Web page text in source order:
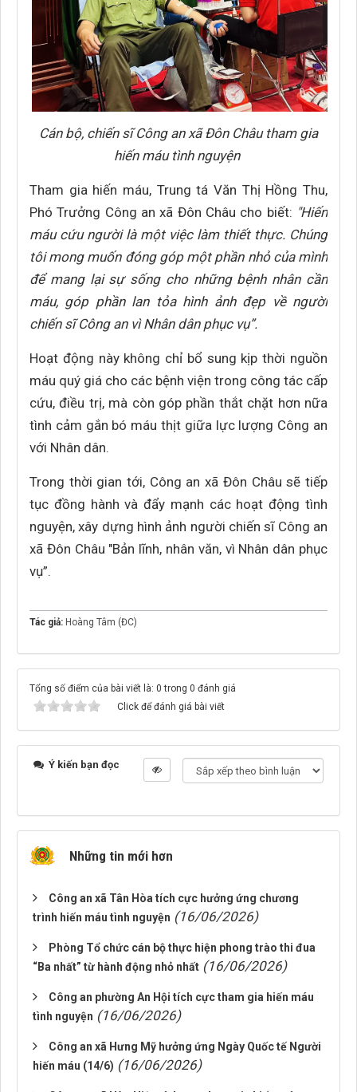
Cán bộ, chiến sĩ Công an xã Đôn Châu tham gia
hiến máu tình nguyện
Tham gia hiến máu, Trung tá Văn Thị Hồng Thu,
Phó Trưởng Công an xã Đôn Châu cho biết: "Hiến
máu cứu người là một việc làm thiết thực. Chúng
tôi mong muốn đóng góp một phần nhỏ của mình
để mang lại sự sống cho những bệnh nhân cần
máu, góp phần lan tỏa hình ảnh đẹp về người
chiến sĩ Công an vì Nhân dân phục vụ”.
Hoạt động này không chỉ bổ sung kịp thời nguồn
máu quý giá cho các bệnh viện trong công tác cấp
cứu, điều trị, mà còn góp phần thắt chặt hơn nữa
tình cảm gắn bó máu thịt giữa lực lượng Công an
với Nhân dân.
Trong thời gian tới, Công an xã Đôn Châu sẽ tiếp
tục đồng hành và đẩy mạnh các hoạt động tình
nguyện, xây dựng hình ảnh người chiến sĩ Công an
xã Đôn Châu "Bản lĩnh, nhân văn, vì Nhân dân phục
vụ”.
Tác giả: Hoàng Tâm (ĐC)
Tổng số điểm của bài viết là: 0 trong 0 đánh giá
Click để đánh giá bài viết
Ý kiến bạn đọc
Những tin mới hơn
Công an xã Tân Hòa tích cực hưởng ứng chương
trình hiến máu tình nguyện (16/06/2026)
Phòng Tổ chức cán bộ thực hiện phong trào thi đua
“Ba nhất” từ hành động nhỏ nhất (16/06/2026)
Công an phường An Hội tích cực tham gia hiến máu
tình nguyện (16/06/2026)
Công an xã Hưng Mỹ hưởng ứng Ngày Quốc tế Người
hiến máu (14/6) (16/06/2026)